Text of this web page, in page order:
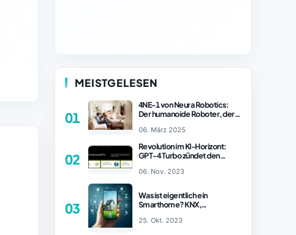
MEISTGELESEN
01
4NE-1 von Neura Robotics:
Der humanoide Roboter, der
revolutionieren könnte
06. März 2025
02
Revolution im KI-Horizont:
GPT-4 Turbo zündet den
– ChatGPT Revolution!
06. Nov. 2023
03
Was ist eigentlich ein
Smarthome? KNX,
Vergleich
25. Okt. 2023